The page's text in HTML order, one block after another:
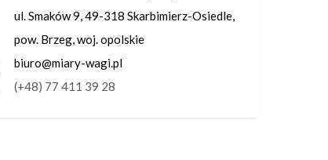
ul. Smaków 9, 49-318 Skarbimierz-Osiedle,
pow. Brzeg, woj. opolskie
biuro@miary-wagi.pl
(+48) 77 411 39 28